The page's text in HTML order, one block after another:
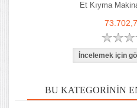
Et Kıyma
BU KATEGORININ